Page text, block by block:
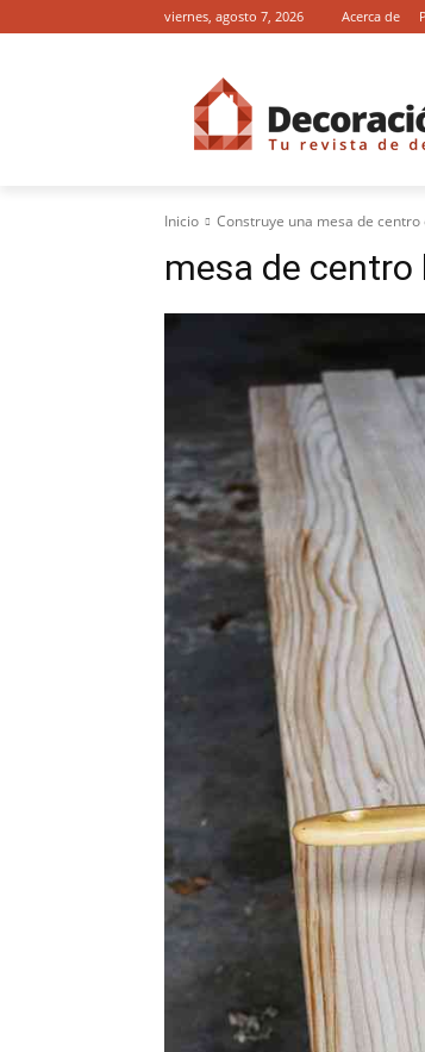
viernes, agosto 7, 2026 Acerca de
Inicio Construye una mesa de
mesa de centro